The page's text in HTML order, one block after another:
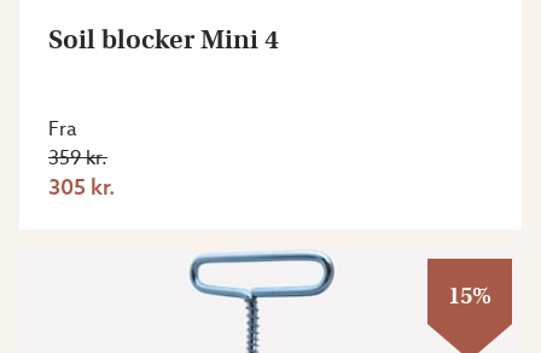
Soil blocker Mini 4
Fra
359 kr.
305 kr.
15%